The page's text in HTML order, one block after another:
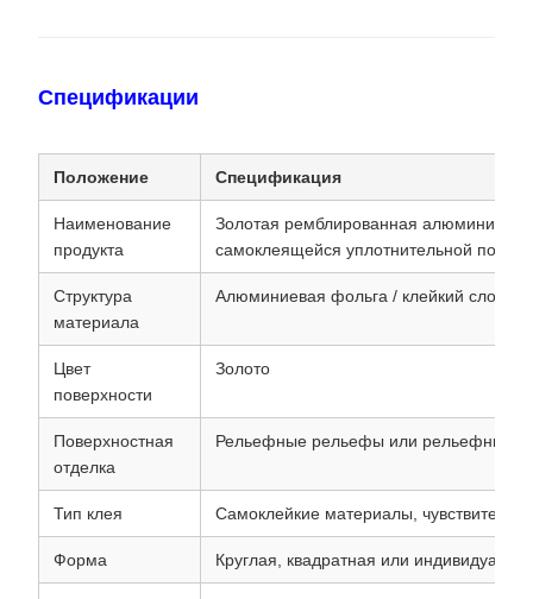
Спецификации
Положение Спецификация
Наименование
продукта
Золотая ремблированная
самоклеящейся уплотнительной
Структура
материала
Алюминиевая фольга / клейкий слой /
Цвет
поверхности
Золото
Поверхностная
отделка
Рельефные рельефы или рельефные
Тип клея Самоклейкие материалы,
Форма Круглая, квадратная или